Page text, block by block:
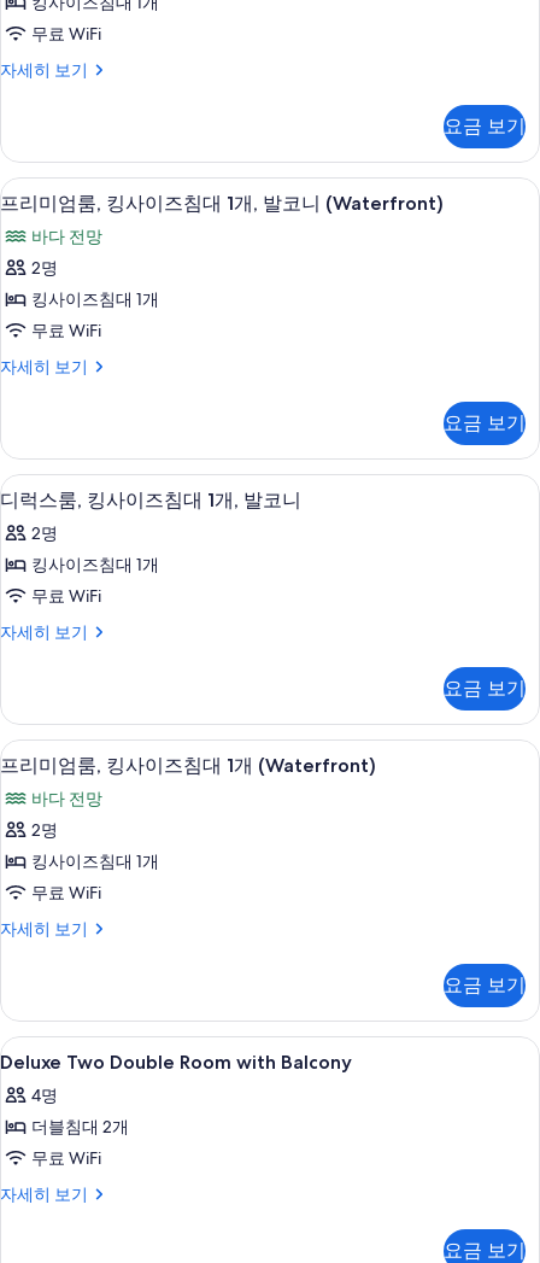
두
보
히
보
기
즈
침
개,
롤
인
샤
워
시
설
(Zephyr,
bell)
사
진
모
두
보
기
무료 WiFi
자세히 보기
룸,
즈
침
대
개,
롤
샤
워
설
bell)
자
세
히
보
기
요금 보기
프
미
엄
룸,
사
즈
침
대
1
개,
발
코
사
진
모
두
보
기
고급 침구, 필로우탑 침대, 객실 내 금고
7
프리미엄룸, 킹사이즈침대 1개, 발코니 (Waterfront)
바다 전망
2명
킹사이즈침대 1개
무료 WiFi
자세히 보기
프
룸,
킹
사
이
즈
침
개,
발
(Waterfront)
세
히
보
기
요금 보기
디
럭
스
룸,
사
즈
침
대
1
개,
발
코
니
모
두
보
기
고급 침구, 필로우탑 침대, 객실 내 금고
5
디럭스룸, 킹사이즈침대 1개, 발코니
2명
킹사이즈침대 1개
무료 WiFi
자세히 보기
디
킹
사
이
침
대
개,
발
니
보
기
요금 보기
프
미
엄
룸,
사
즈
침
대
1
개
(Waterfront)
사
고급 침구, 필로우탑 침대, 객실 내 금고
6
프리미엄룸, 킹사이즈침대 1개 (Waterfront)
바다 전망
2명
킹사이즈침대 1개
무료 WiFi
자세히 보기
프
룸,
킹
사
즈
침
개
(Waterfront)
요금 보기
Deluxe
Two
Double
Room
with
Balcony
고급 침구, 필로우탑 침대, 객실 내 금고
4
Deluxe Two Double Room with Balcony
4명
더블침대 2개
무료 WiFi
자세히 보기
Deluxe
요금 보기